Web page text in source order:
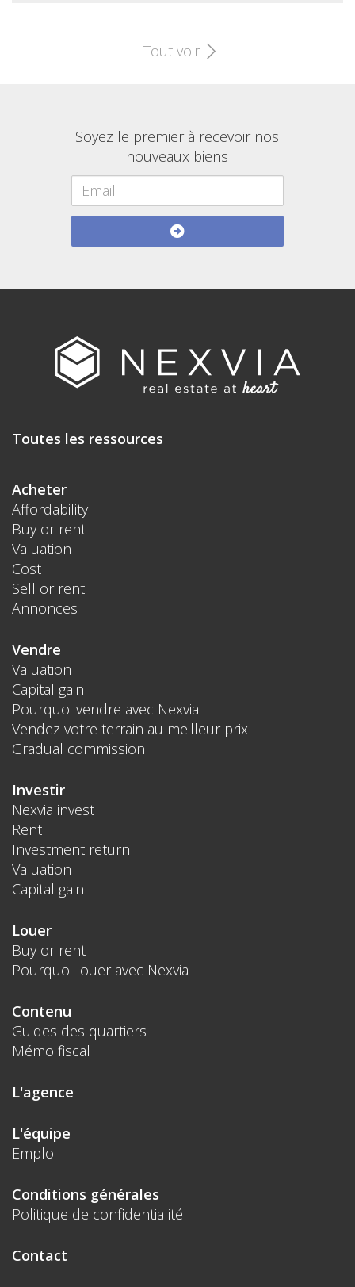
Tout voir
Soyez le premier à recevoir nos
nouveaux biens
Toutes les ressources
Acheter
Affordability
Buy or rent
Valuation
Cost
Sell or rent
Annonces
Vendre
Valuation
Capital gain
Pourquoi vendre avec Nexvia
Vendez votre terrain au meilleur prix
Gradual commission
Investir
Nexvia invest
Rent
Investment return
Valuation
Capital gain
Louer
Buy or rent
Pourquoi louer avec Nexvia
Contenu
Guides des quartiers
Mémo fiscal
L'agence
L'équipe
Emploi
Conditions générales
Politique de confidentialité
Contact